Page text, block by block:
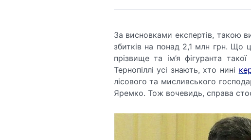
За висновками експертів, такою
збитків на понад 2,1 млн грн. Що
прізвище та ім’я фігуранта
Тернопіллі усі знають, хто нині
лісового та мисливського
Яремко. Тож вочевидь, справа